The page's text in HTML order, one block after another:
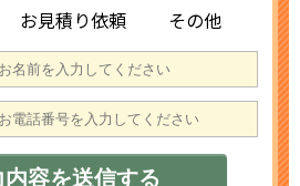
お見積り依頼
その他